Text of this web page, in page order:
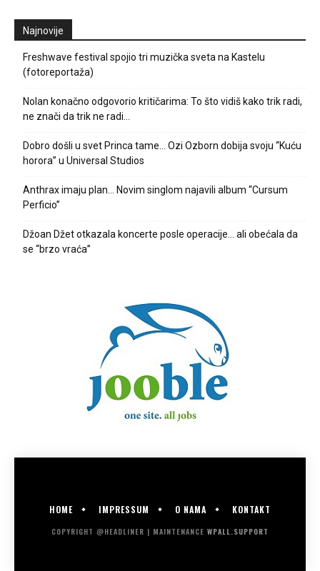
Najnovije
Freshwave festival spojio tri muzička sveta na Kastelu
(fotoreportaža)
Nolan konačno odgovorio kritičarima: To što vidiš kako trik radi,
ne znači da trik ne radi…
Dobro došli u svet Princa tame… Ozi Ozborn dobija svoju “Kuću
horora” u Universal Studios
Anthrax imaju plan… Novim singlom najavili album “Cursum
Perficio”
Džoan Džet otkazala koncerte posle operacije… ali obećala da
se “brzo vraća”
HOME IMPRESSUM O NAMA KONTAKT
COPYRIGHT @HEADLINER | MAINTENANCE WPALL.SUPPORT